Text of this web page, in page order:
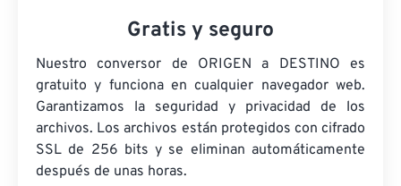
Gratis y seguro
Nuestro conversor de ORIGEN a DESTINO es
gratuito y funciona en cualquier navegador web.
Garantizamos la seguridad y privacidad de los
archivos. Los archivos están protegidos con cifrado
SSL de 256 bits y se eliminan automáticamente
después de unas horas.